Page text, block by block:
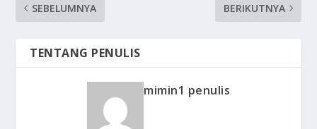
SEBELUMNYA
BERIKUTNYA
TENTANG PENULIS
mimin1 penulis